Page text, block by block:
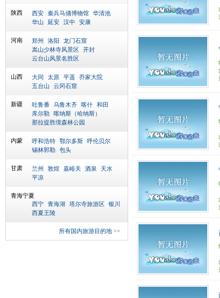
陕西 西安 秦兵马俑博物馆 华清池
华山
延安 汉中 安康
河南 郑州 洛阳
龙门石窟
嵩山少林寺风景区
开封
云台山风景名胜区
山西 大同 太原 平遥
乔家大院
五台山
云冈石窟
新疆 吐鲁番 乌鲁木齐 喀什 和田
库尔勒 喀纳斯（哈纳斯）
那拉提胜境森林公园
内蒙 呼和浩特 鄂尔多斯 呼伦贝尔
锡林郭勒 包头
甘肃 兰州 敦煌 嘉峪关 酒泉
天水
平凉
青海宁夏
西宁 青海湖 塔尔寺旅游区
银川
西夏王陵
所有国内旅游目的地 >>